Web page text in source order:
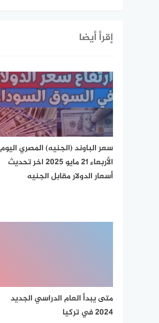
إقرأ أيضا
سعر الباوند (الجنيه) المصري اليوم
الأربعاء 21 مايو 2025 اخر تحديث
أسعار الدولار مقابل الجنيه
متى يبدأ العام الدراسي الجديد
2024 في تركيا